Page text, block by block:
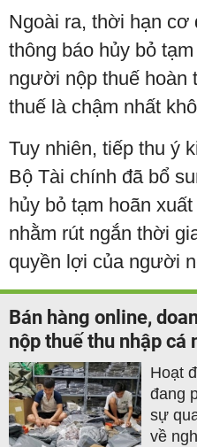
Ngoài ra, thời hạn cơ
thông báo hủy bỏ
người nộp thuế hoàn
thuế là chậm nhất
Tuy nhiên, tiếp thu ý
Bộ Tài chính đã bổ
hủy bỏ tạm hoãn
nhằm rút ngắn thời
quyền lợi của người
Bán hàng online,
nộp thuế thu nhập cá
Hoạt
đang
sự
về